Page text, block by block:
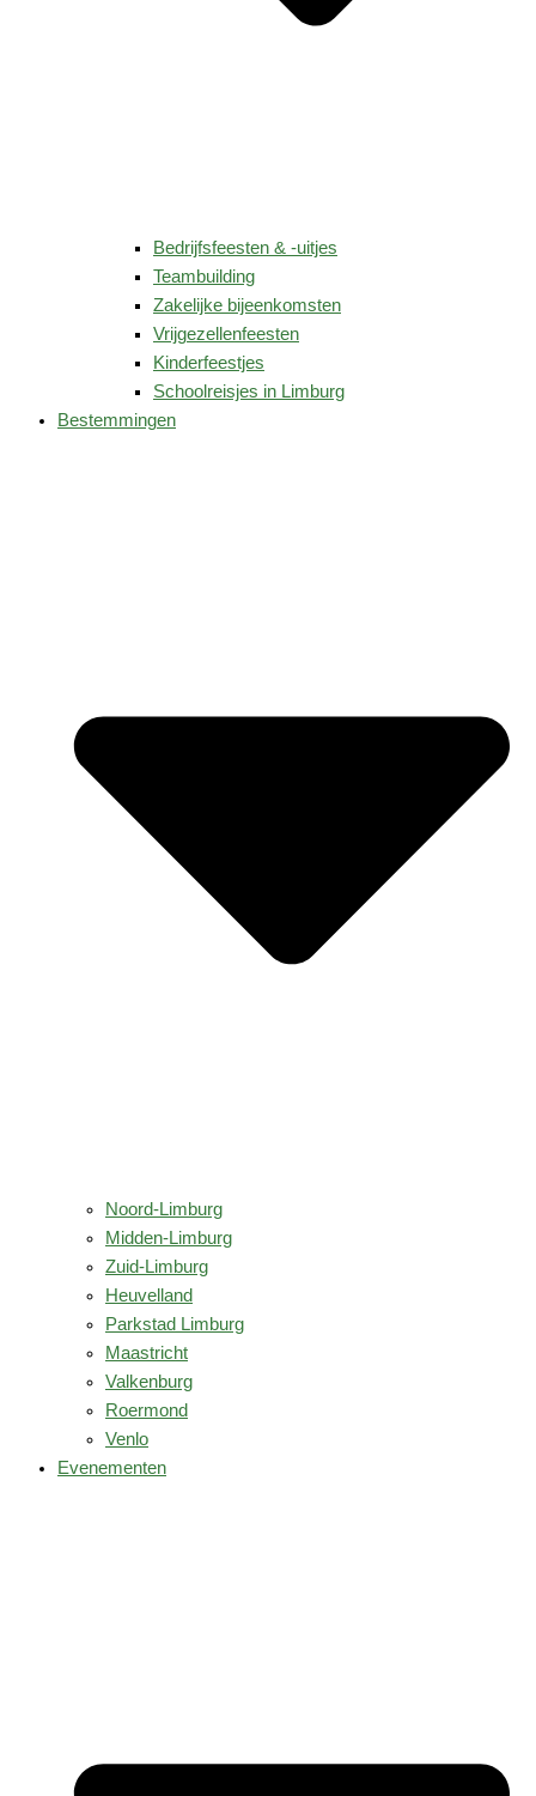
Bedrijfsfeesten & -uitjes
Teambuilding
Zakelijke bijeenkomsten
Vrijgezellenfeesten
Kinderfeestjes
Schoolreisjes in Limburg
Bestemmingen
Noord-Limburg
Midden-Limburg
Zuid-Limburg
Heuvelland
Parkstad Limburg
Maastricht
Valkenburg
Roermond
Venlo
Evenementen